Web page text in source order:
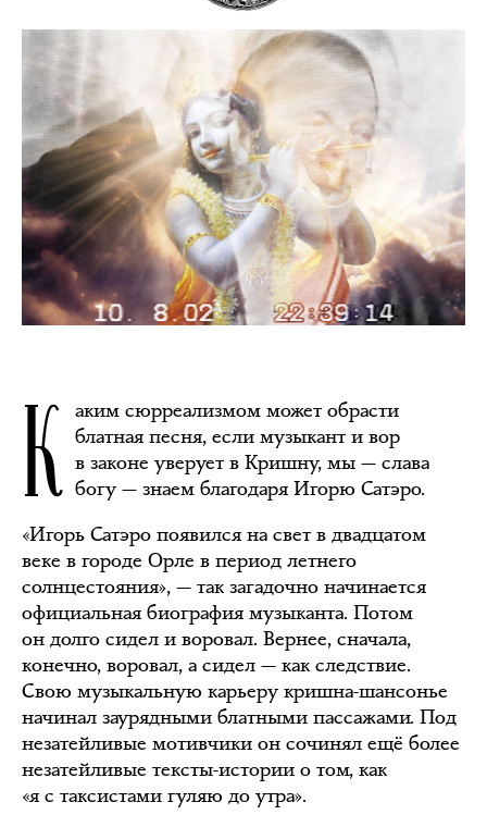
К аким сюрреализмом может обрасти
блатная песня, если музыкант и вор
в законе уверует в Кришну, мы — слава
богу — знаем благодаря Игорю Сатэро.
«Игорь Сатэро появился на свет в двадцатом
веке в городе Орле в период летнего
солнцестояния», — так загадочно начинается
официальная биография музыканта. Потом
он долго сидел и воровал. Вернее, сначала,
конечно, воровал, а сидел — как следствие.
Свою музыкальную карьеру кришна-шансонье
начинал заурядными блатными пассажами. Под
незатейливые мотивчики он сочинял ещё более
незатейливые тексты-истории о том, как
«я с таксистами гуляю до утра».